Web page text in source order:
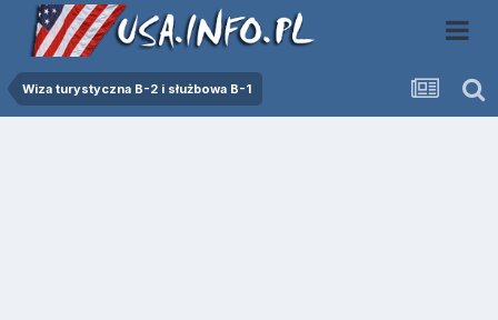
Wiza turystyczna B-2 i służbowa B-1